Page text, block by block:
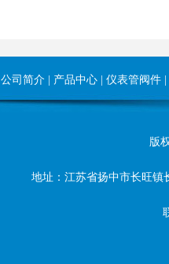
公司简介| 产品中心| 仪表管阀件|
版
地址：江苏省扬中市长旺